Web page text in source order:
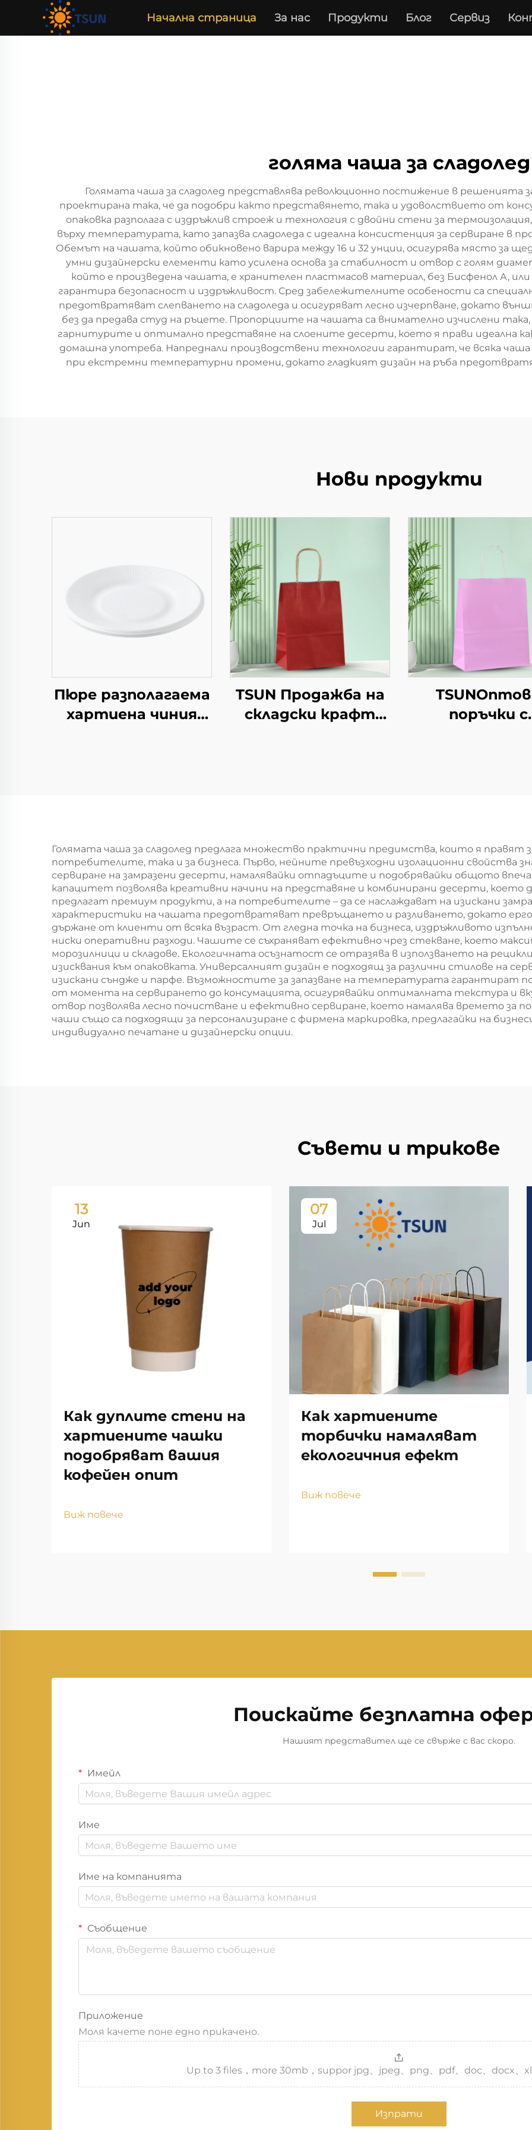
Начална страница За нас Продукти Блог Сервиз
голяма чаша за сладолед
Голямата чаша за сладолед представлява революционно постижение в решенията
проектирана така, че да подобри както представянето, така и удоволствието от
опаковка разполага с издръжлив строеж и технология с двойни стени за
върху температурата, като запазва сладоледа с идеална консистенция за сервиране в
Обемът на чашата, който обикновено варира между 16 и 32 унции, осигурява място за
умни дизайнерски елементи като усилена основа за стабилност и отвор с голям
който е произведена чашата, е хранителен пластмасов материал, без Бисфенол А,
гарантира безопасност и издръжливост. Сред забележителните особености са
предотвратяват слепването на сладоледа и осигуряват лесно изчерпване, докато
без да предава студ на ръцете. Пропорциите на чашата са внимателно изчислени
гарнитурите и оптимално представяне на слоените десерти, което я прави идеална
домашна употреба. Напреднали производствени технологии гарантират, че всяка
при екстремни температурни промени, докато гладкият дизайн на ръба
Нови продукти
Пюре разполагаема
хартиена чиния
домашни любимци
и др.
TSUN Продажба на
складски крафт
поръчки с
екранна
Нова
упаковка
транспорт
храна
Голямата чаша за сладолед предлага множество практични предимства, които я правят
потребителите, така и за бизнеса. Първо, нейните превъзходни изолационни свойства
сервиране на замразени десерти, намалявайки отпадъците и подобрявайки общото
капацитет позволява креативни начини на представяне и комбинирани десерти, което
предлагат премиум продукти, а на потребителите – да се наслаждават на изискани
характеристики на чашата предотвратяват превръщането и разливането, докато
държане от клиенти от всяка възраст. От гледна точка на бизнеса, издръжливото
ниски оперативни разходи. Чашите се съхраняват ефективно чрез стекване, което
морозилници и складове. Екологичната осъзнатост се отразява в използването на
изисквания към опаковката. Универсалният дизайн е подходящ за различни стилове на
изискани съндже и парфе. Възможностите за запазване на температурата гарантират
от момента на сервирането до консумацията, осигурявайки оптималната текстура и
отвор позволява лесно почистване и ефективно сервиране, което намалява времето за
чаши също са подходящи за персонализиране с фирмена маркировка, предлагайки на
индивидуално печатане и дизайнерски опции.
Съвети и трикове
13
Jun
Как дуплите стени на
хартиените чашки
подобряват вашия
кофейен опит
Виж повече
07
Jul
Как хартиените
торбички намаляват
екологичния ефект
Виж повече
Поискайте безплатна
Нашият представител ще се свърже с вас скоро.
Имейл
Име
Име на компанията
Съобщение
Приложение
Моля качете поне едно прикачено.
Up to 3 files，more 30mb，suppor jpg、jpeg、png、pdf、doc、docx、
Изпрати